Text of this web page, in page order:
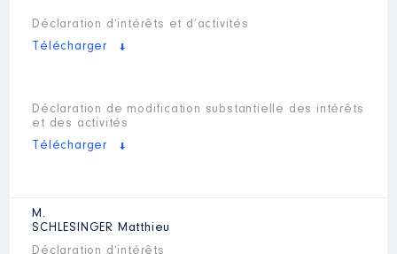
Déclaration d’intérêts et d’activités
Télécharger
Déclaration de modification substantielle des intérêts
et des activités
Télécharger
M.
SCHLESINGER Matthieu
Déclaration d’intérêts